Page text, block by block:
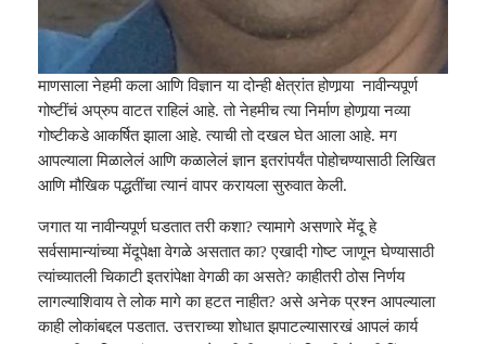
माणसाला नेहमी कला आणि विज्ञान या दोन्ही क्षेत्रांत होणार्‍या नावीन्यपूर्ण
गोष्टींचं अप्रुप वाटत राहिलं आहे. तो नेहमीच त्या निर्माण होणार्‍या नव्या
गोष्टीकडे आकर्षित झाला आहे. त्याची तो दखल घेत आला आहे. मग
आपल्याला मिळालेलं आणि कळालेलं ज्ञान इतरांपर्यंत पोहोचण्यासाठी लिखित
आणि मौखिक पद्धतींचा त्यानं वापर करायला सुरुवात केली.
जगात या नावीन्यपूर्ण घडतात तरी कशा? त्यामागे असणारे मेंदू हे
सर्वसामान्यांच्या मेंदूपेक्षा वेगळे असतात का? एखादी गोष्ट जाणून घेण्यासाठी
त्यांच्यातली चिकाटी इतरांपेक्षा वेगळी का असते? काहीतरी ठोस निर्णय
लागल्याशिवाय ते लोक मागे का हटत नाहीत? असे अनेक प्रश्‍न आपल्याला
काही लोकांबद्दल पडतात. उत्तराच्या शोधात झपाटल्यासारखं आपलं कार्य